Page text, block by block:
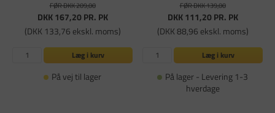
FØR DKK 209,00
DKK 167,20PR. PK
(DKK 133,76 ekskl. moms)
Læg i kurv
På vej til lager
FØR DKK 139,00
DKK 111,20PR. PK
(DKK 88,96 ekskl. moms)
Læg i kurv
På lager - Levering 1-3
hverdage